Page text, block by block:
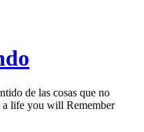
de las cosas que no
a life you will Remember